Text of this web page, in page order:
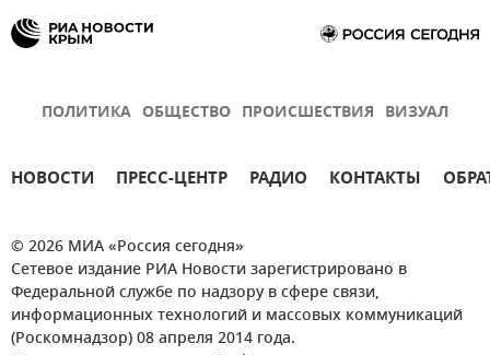
ПОЛИТИКА ОБЩЕСТВО ПРОИСШЕСТВИЯ ВИЗУАЛ
НОВОСТИ ПРЕСС-ЦЕНТР РАДИО КОНТАКТЫ
© 2026 МИА «Россия сегодня»
Сетевое издание РИА Новости зарегистрировано в
Федеральной службе по надзору в сфере связи,
информационных технологий и массовых коммуникаций
(Роскомнадзор) 08 апреля 2014 года.